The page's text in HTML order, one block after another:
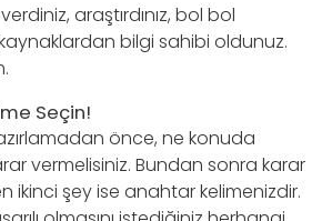
araştırdınız, bol bol
bilgi sahibi oldunuz.
Seçin!
önce, ne konuda
vermelisiniz. Bundan sonra karar
ikinci şey ise anahtar kelimenizdir.